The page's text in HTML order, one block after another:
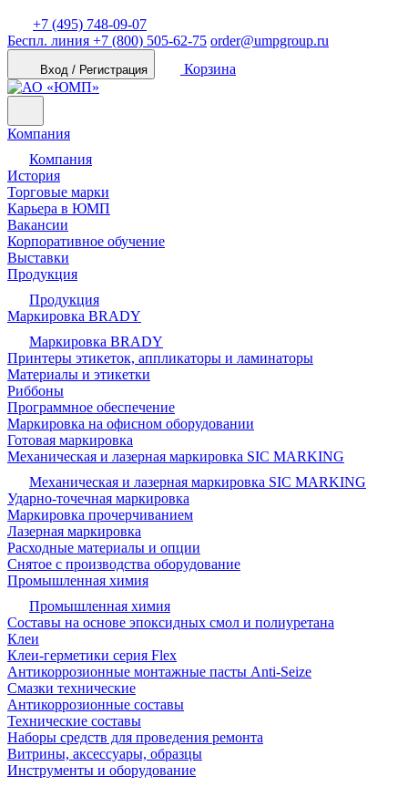
+7 (495) 748-09-07
Беспл. линия +7 (800) 505-62-75 order@umpgroup.ru
Вход / Регистрация Корзина
Компания
Компания
История
Торговые марки
Карьера в ЮМП
Вакансии
Корпоративное обучение
Выставки
Продукция
Продукция
Маркировка BRADY
Маркировка BRADY
Принтеры этикеток, аппликаторы и ламинаторы
Материалы и этикетки
Риббоны
Программное обеспечение
Маркировка на офисном оборудовании
Готовая маркировка
Механическая и лазерная маркировка SIC MARKING
Механическая и лазерная маркировка SIC MARKING
Ударно-точечная маркировка
Маркировка прочерчиванием
Лазерная маркировка
Расходные материалы и опции
Снятое с производства оборудование
Промышленная химия
Промышленная химия
Составы на основе эпоксидных смол и полиуретана
Клеи
Клеи-герметики серия Flex
Антикоррозионные монтажные пасты Anti-Seize
Смазки технические
Антикоррозионные составы
Технические составы
Наборы средств для проведения ремонта
Витрины, аксессуары, образцы
Инструменты и оборудование